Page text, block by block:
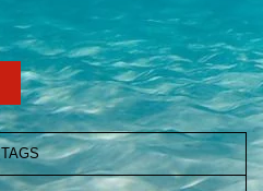
TAGS